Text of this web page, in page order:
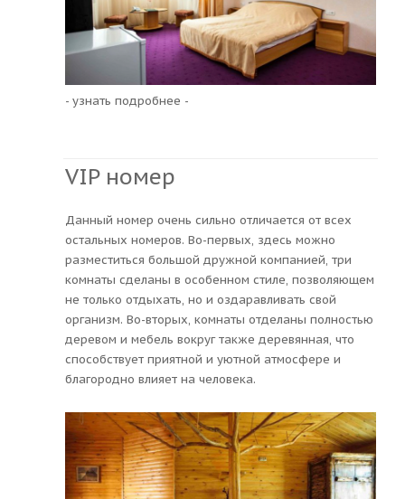
- узнать подробнее -
VIP номер
Данный номер очень сильно отличается от всех
остальных номеров. Во-первых, здесь можно
разместиться большой дружной компанией, три
комнаты сделаны в особенном стиле, позволяющем
не только отдыхать, но и оздаравливать свой
организм. Во-вторых, комнаты отделаны полностью
деревом и мебель вокруг также деревянная, что
способствует приятной и уютной атмосфере и
благородно влияет на человека.